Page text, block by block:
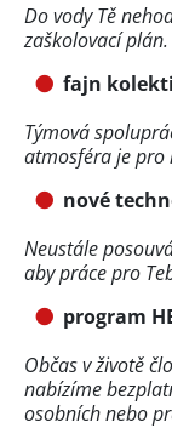
Do vody Tě
zaškolovací plán.
fajn
Týmová
atmosféra je pro
nové
Neustále
aby práce pro
program
Občas v životě
nabízíme
osobních nebo